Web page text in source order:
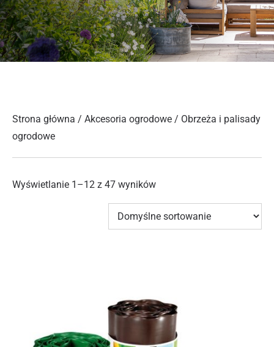
Strona główna / Akcesoria ogrodowe / Obrzeża i palisady
ogrodowe
Wyświetlanie 1–12 z 47 wyników